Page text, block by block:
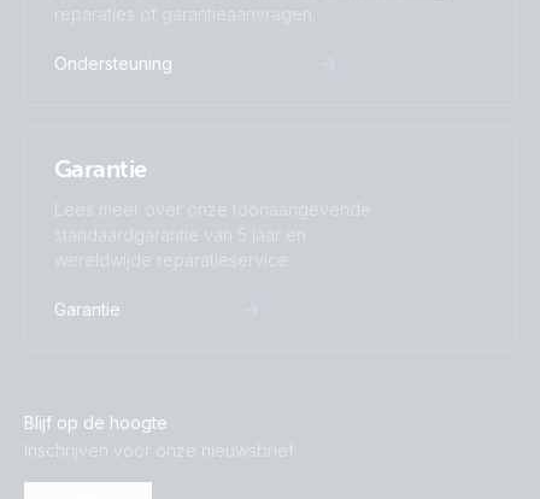
reparaties of garantieaanvragen.
Ondersteuning
Garantie
Lees meer over onze toonaangevende
standaardgarantie van 5 jaar en
wereldwijde reparatieservice.
Garantie
Blijf op de hoogte
Inschrijven voor onze nieuwsbrief